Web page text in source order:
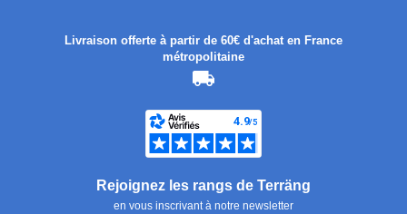
Livraison offerte à partir de 60€ d'achat en France
métropolitaine
Rejoignez les rangs de Terräng
en vous inscrivant à notre newsletter